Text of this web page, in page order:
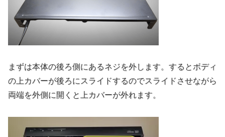
まずは本体の後ろ側にあるネジを外します。するとボディ
の上カバーが後ろにスライドするのでスライドさせながら
両端を外側に開くと上カバーが外れます。